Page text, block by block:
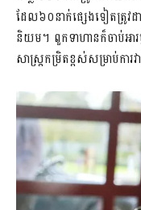
ដែល៦០នាក់ផ្សេងទៀតត្រូវ
និយម។ ពួកទាហានក៏ចាប់អា
សាស្ត្រកម្រិតខ្ពស់សម្រាប់កា